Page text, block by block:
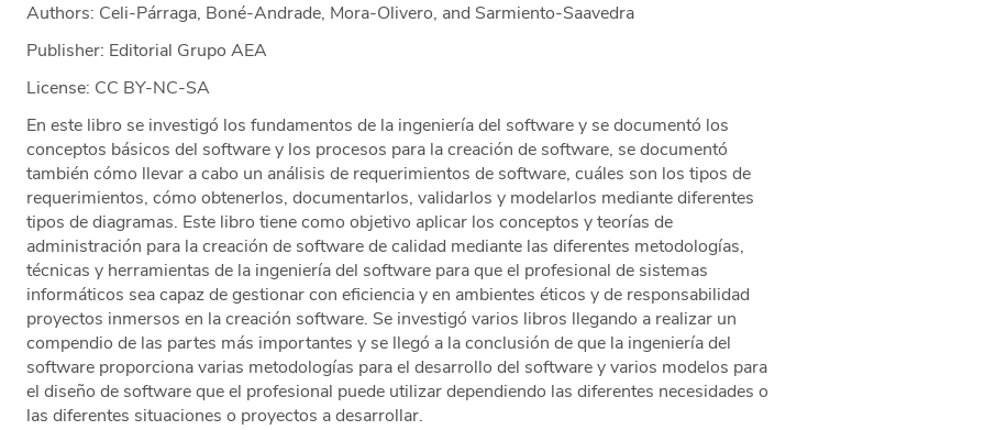
Authors: Celi-Párraga, Boné-Andrade, Mora-Olivero, and Sarmiento-Saavedra
Publisher: Editorial Grupo AEA
License: CC BY-NC-SA
En este libro se investigó los fundamentos de la ingeniería del software y se documentó los
conceptos básicos del software y los procesos para la creación de software, se documentó
también cómo llevar a cabo un análisis de requerimientos de software, cuáles son los tipos de
requerimientos, cómo obtenerlos, documentarlos, validarlos y modelarlos mediante diferentes
tipos de diagramas. Este libro tiene como objetivo aplicar los conceptos y teorías de
administración para la creación de software de calidad mediante las diferentes metodologías,
técnicas y herramientas de la ingeniería del software para que el profesional de sistemas
informáticos sea capaz de gestionar con eficiencia y en ambientes éticos y de responsabilidad
proyectos inmersos en la creación software. Se investigó varios libros llegando a realizar un
compendio de las partes más importantes y se llegó a la conclusión de que la ingeniería del
software proporciona varias metodologías para el desarrollo del software y varios modelos para
el diseño de software que el profesional puede utilizar dependiendo las diferentes necesidades o
las diferentes situaciones o proyectos a desarrollar.